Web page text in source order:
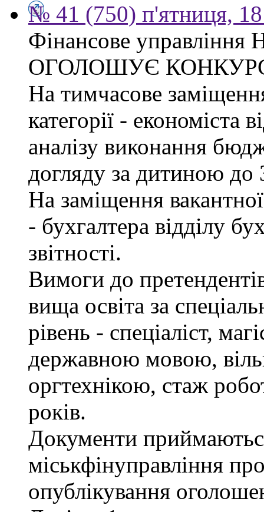
№ 41 (750) п'ятниця, 18
Фінансове управління
ОГОЛОШУЄ
На тимчасове
категорії - економіста
аналізу виконання
догляду за дитиною до
На заміщення вакантної
- бухгалтера відділу
звітності.
Вимоги до
вища освіта за
рівень - спеціаліст,
державною мовою,
оргтехнікою, стаж
років.
Документи
міськфінуправління
опублікування